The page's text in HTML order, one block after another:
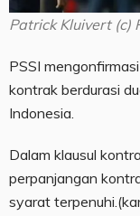
Patrick Kluivert (c)
PSSI
kontrak berdurasi
Indonesia.
Dalam klausul
perpanjangan
syarat